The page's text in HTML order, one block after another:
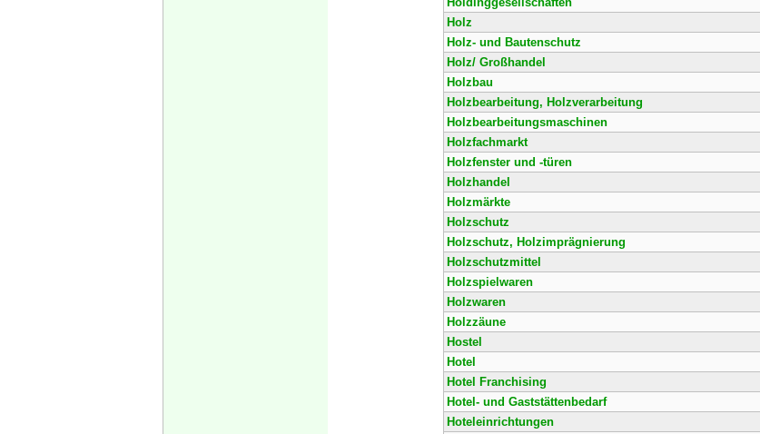
Holz
Holz- und Bautenschutz
Holz/ Großhandel
Holzbau
Holzbearbeitung, Holzverarbeitung
Holzbearbeitungsmaschinen
Holzfachmarkt
Holzfenster und -türen
Holzhandel
Holzmärkte
Holzschutz
Holzschutz, Holzimprägnierung
Holzschutzmittel
Holzspielwaren
Holzwaren
Holzzäune
Hostel
Hotel
Hotel Franchising
Hotel- und Gaststättenbedarf
Hoteleinrichtungen